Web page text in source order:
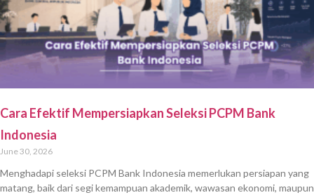
Cara Efektif Mempersiapkan Seleksi PCPM Bank
Indonesia
June 30, 2026
Menghadapi seleksi PCPM Bank Indonesia memerlukan persiapan yang
matang, baik dari segi kemampuan akademik, wawasan ekonomi, maupun